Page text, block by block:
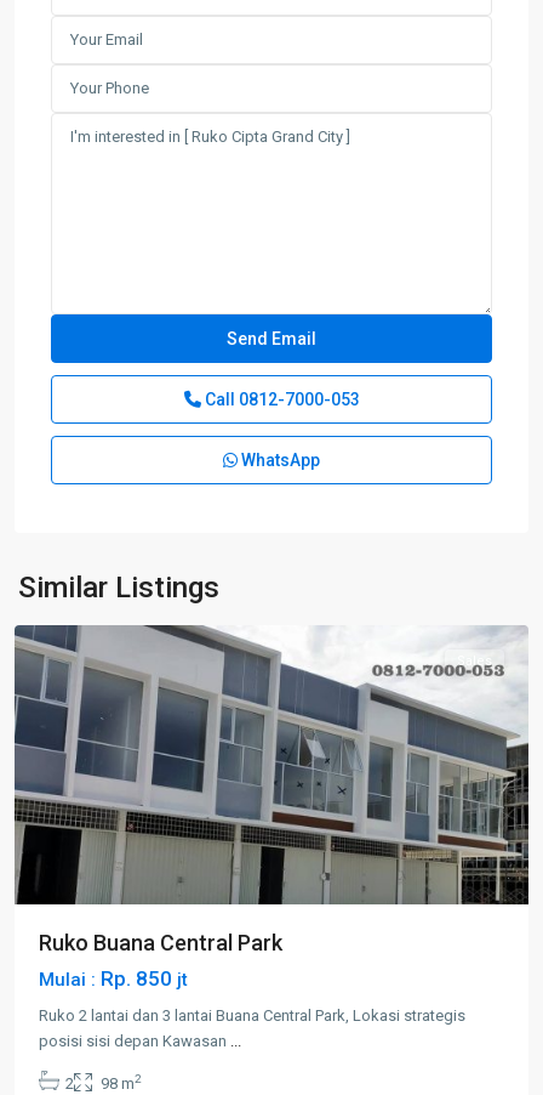
Call 0812-7000-053
WhatsApp
Similar Listings
Muka
Kuning
Sales
Ruko Buana Central Park
Mulai : Rp. 850 jt
Ruko 2 lantai dan 3 lantai Buana Central Park, Lokasi strategis
posisi sisi depan Kawasan ...
2 98 m2